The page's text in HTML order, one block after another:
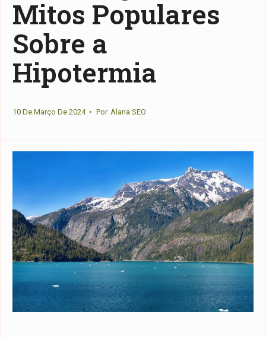
Mitos Populares
Sobre a
Hipotermia
10 De Março De 2024 • Por Alana SEO